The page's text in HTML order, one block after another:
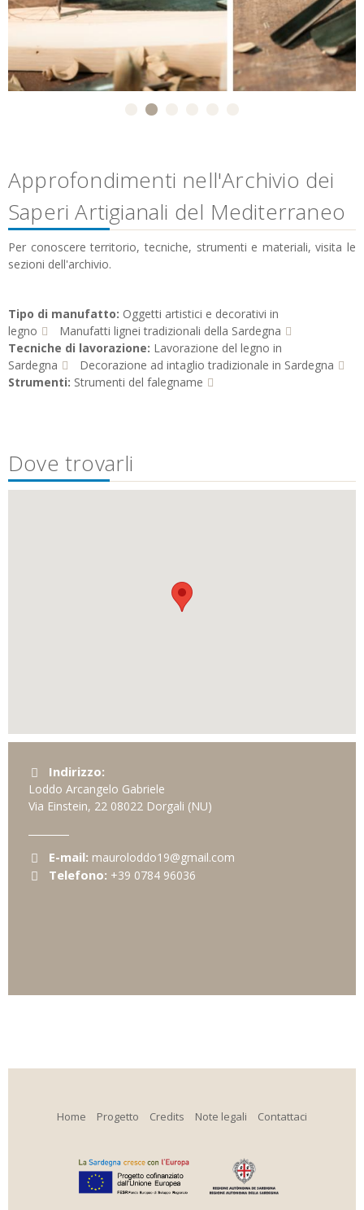
Approfondimenti nell'Archivio dei
Saperi Artigianali del Mediterraneo
Per conoscere territorio, tecniche, strumenti e materiali, visita le
sezioni dell'archivio.
Tipo di manufatto: Oggetti artistici e decorativi in
legno
Manufatti lignei tradizionali della Sardegna
Tecniche di lavorazione: Lavorazione del legno in
Sardegna
Decorazione ad intaglio tradizionale in Sardegna
Strumenti: Strumenti del falegname
Dove trovarli
Indirizzo:
Loddo Arcangelo Gabriele
Via Einstein, 22 08022 Dorgali (NU)
E-mail: mauroloddo19@gmail.com
Telefono: +39 0784 96036
Home Progetto Credits Note legali Contattaci